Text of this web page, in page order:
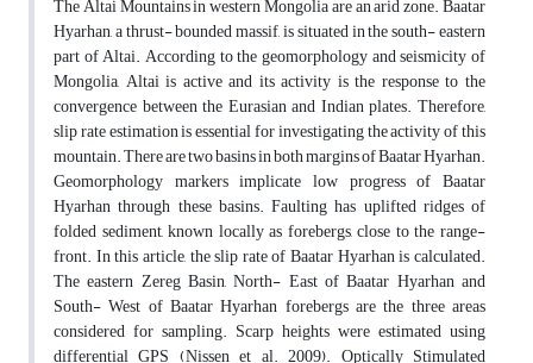
The Altai Mountains in western Mongolia are an arid zone. Baatar
Hyarhan, a thrust- bounded massif, is situated in the south- eastern
part of Altai. According to the geomorphology and seismicity of
Mongolia, Altai is active and its activity is the response to the
convergence between the Eurasian and Indian plates. Therefore,
slip rate estimation is essential for investigating the activity of this
mountain. There are two basins in both margins of Baatar Hyarhan.
Geomorphology markers implicate low progress of Baatar
Hyarhan through these basins. Faulting has uplifted ridges of
folded sediment, known locally as forebergs, close to the range-
front. In this article, the slip rate of Baatar Hyarhan is calculated.
The eastern Zereg Basin, North- East of Baatar Hyarhan and
South- West of Baatar Hyarhan forebergs are the three areas
considered for sampling. Scarp heights were estimated using